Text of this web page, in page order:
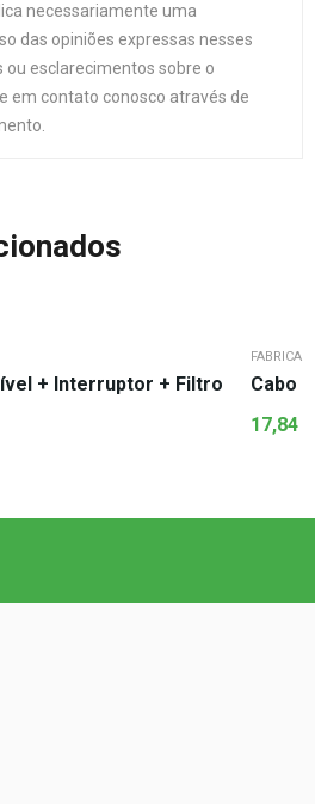
necessariamente uma
das opiniões expressas nesses
ou esclarecimentos sobre o
em contato conosco através de
+ Interruptor + Filtro
Cabo
17,84